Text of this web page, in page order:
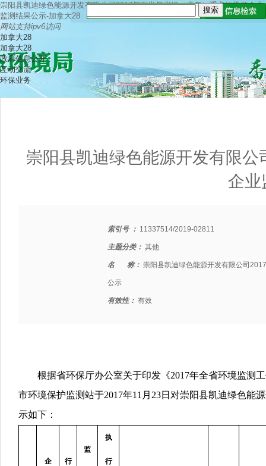
崇阳县凯迪绿色能源开发有限公司2017年下半年省级（废气）重点污染源企业
监测结果公示-加拿大28
网站支持ipv6访问
加拿大28
加拿大28
政府信息公开
互动交流
环保业务
崇阳县凯迪绿色能源开发有限
企业
索引号 ： 11337514/2019-02811
主题分类： 其他
名 称： 崇阳县凯迪绿色能源开发有限公司
公示
有效性： 有效
根据省环保厅办公室关于印发《2017年全省环境监测
市环境保护监测站于2017年11月23日对崇阳县凯迪绿色能
示如下：
企 行
监
执
行